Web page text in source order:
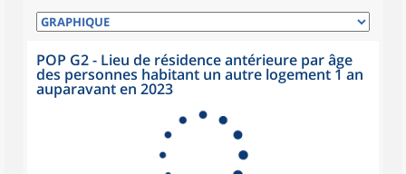
POP G2 - Lieu de résidence antérieure par âge
des personnes habitant un autre logement 1 an
auparavant en 2023